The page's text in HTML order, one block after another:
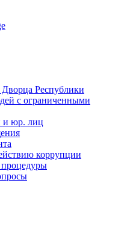
Республики
с ограниченными
и юр. лиц
коррупции